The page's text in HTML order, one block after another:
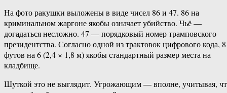
На фото ракушки выложены в виде чисел 86 и 47. 86 на
криминальном жаргоне якобы означает убийство. Чьё —
догадаться несложно. 47 — порядковый номер трамповского
президентства. Согласно одной из трактовок цифрового кода, 8
футов на 6 (2,4 × 1,8 м) якобы стандартный размер места на
кладбище.
Шуткой это не выглядит. Угрожающим — вполне, учитывая,